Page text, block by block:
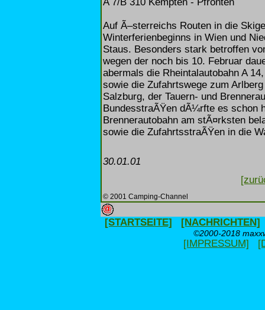
Auf Ã–sterreichs Routen in die
Winterferienbeginns in Wien und
Staus. Besonders stark betroffen
wegen der noch bis 10. Februar
abermals die Rheintalautobahn A
sowie die Zufahrtswege zum
Salzburg, der Tauern- und
BundesstraÃŸen dÃ¼rfte es schon
Brennerautobahn am stÃ¤rksten
sowie die ZufahrtsstraÃŸen in die
30.01.01
© 2001 Camping-Channel
[STARTSEITE] [NACHRICHTEN]
©2000-2018
[IMPRESSUM]